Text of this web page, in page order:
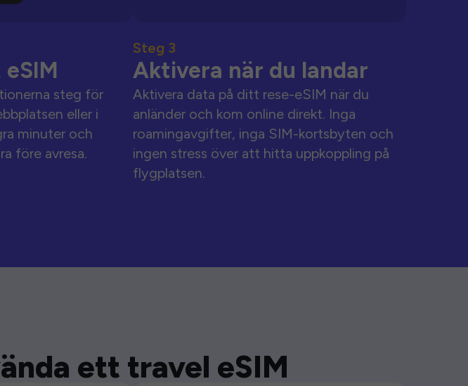
steg för
eller i
minuter och
före avresa.
Steg 3
Aktivera när du landar
Aktivera data på ditt rese-eSIM när du
anländer och kom online direkt. Inga
roamingavgifter, inga SIM-kortsbyten och
ingen stress över att hitta uppkoppling på
flygplatsen.
ett travel eSIM